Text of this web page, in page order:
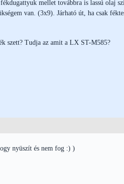
mellet továbbra is lassú olaj
van. (3x9). Járható út, ha csak
szett? Tudja az amit a LX ST-M585?
nyüszít és nem fog :) )